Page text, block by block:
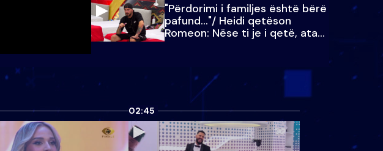
"Përdorimi i familjes është bërë
pafund…"/ Heidi qetëson
Romeon: Nëse ti je i qetë, ata
qetësohen
02:45